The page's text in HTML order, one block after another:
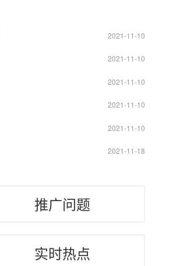
2021-11-10
2021-11-10
2021-11-10
2021-11-10
2021-11-10
2021-11-18
推广问题
实时热点